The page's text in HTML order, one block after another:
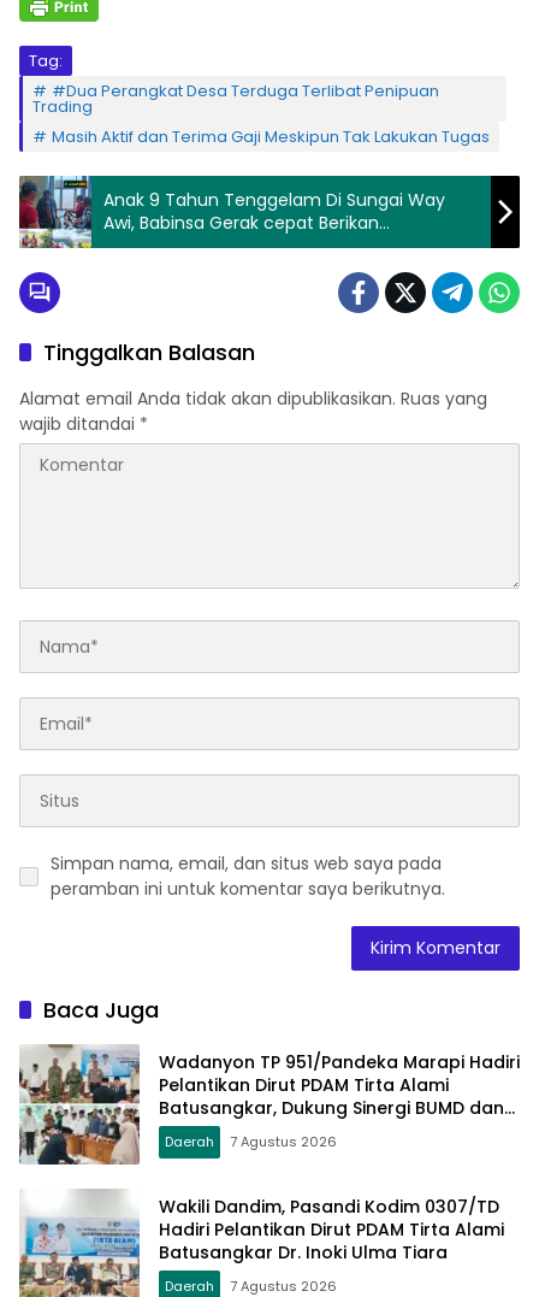
Tag:
#Dua Perangkat Desa Terduga Terlibat Penipuan
Trading
Masih Aktif dan Terima Gaji Meskipun Tak Lakukan Tugas
Anak 9 Tahun Tenggelam Di Sungai Way
Awi, Babinsa Gerak cepat Berikan
Penanganan Darurat
Tinggalkan Balasan
Alamat email Anda tidak akan dipublikasikan. Ruas yang
wajib ditandai *
Simpan nama, email, dan situs web saya pada
peramban ini untuk komentar saya berikutnya.
Baca Juga
Wadanyon TP 951/Pandeka Marapi Hadiri
Pelantikan Dirut PDAM Tirta Alami
Batusangkar, Dukung Sinergi BUMD dan
Keamanan Daerah
Daerah 7 Agustus 2026
Wakili Dandim, Pasandi Kodim 0307/TD
Hadiri Pelantikan Dirut PDAM Tirta Alami
Batusangkar Dr. Inoki Ulma Tiara
Daerah 7 Agustus 2026